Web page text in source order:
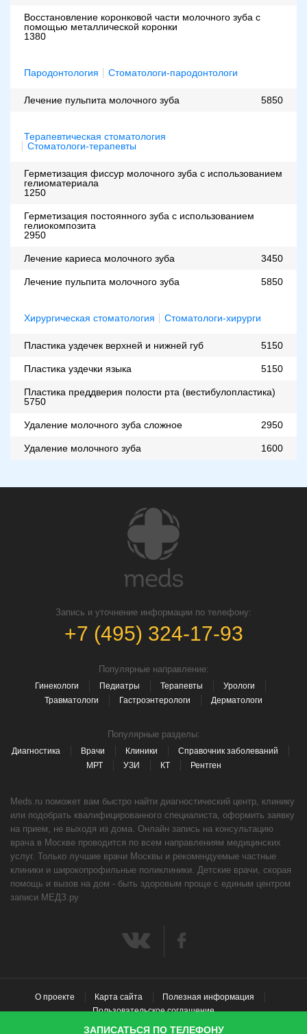
Восстановление коронковой части молочного зуба с
помощью металлической коронки
1380
Пародонтология Стоматологи-пародонтологи
Лечение пульпита молочного зуба 5850
Терапевтическая стоматология
Стоматологи-терапевты
Герметизация фиссур молочного зуба с использованием
гелиоматериала
1250
Герметизация постоянного зуба с использованием
гелиокомпозита
2950
Лечение кариеса молочного зуба 3450
Лечение пульпита молочного зуба 5850
Хирургическая стоматология Стоматологи-хирурги
Пластика уздечек верхней и нижней губ 5150
Пластика уздечки языка 5150
Пластика преддверия полости рта (вестибулопластика)
5750
Удаление молочного зуба сложное 2950
Удаление молочного зуба 1600
Запись и уточнение информации по телефону:
+7 (495) 324-17-93
Популярные направление:
Гинекологи Педиатры Терапевты
Урологи
Травматологи
Гастроэнтерологи Дерматологи
Популярные разделы:
Диагностика Врачи Клиники
Справочник заболеваний
МРТ
УЗИ КТ Рентген
Meds.ru поможет вам быстро найти диагностический центр, клинику
или подобрать квалифицированного специалиста, оформить заявку
на прием, не выходя из дома. Онлайн запись на консультацию
врача в Москве проводится по всем направлениям медицинских
услуг. Только лучшие врачи Москвы и рекомендуемые частные
клиники и широкопрофильные поликлиники. Детские врачи, скорая
помощь и вызов на дом - быть здоровым проще с единым центром
записи МЕДЗ.ру
О проекте Карта сайта
Полезная информация
Пользовательское соглашение
© 2026 meds.ru / ООО «МЕДЗ РУ» ОГРН 1167746779914
ЗАПИСАТЬСЯ ПО ТЕЛЕФОНУ